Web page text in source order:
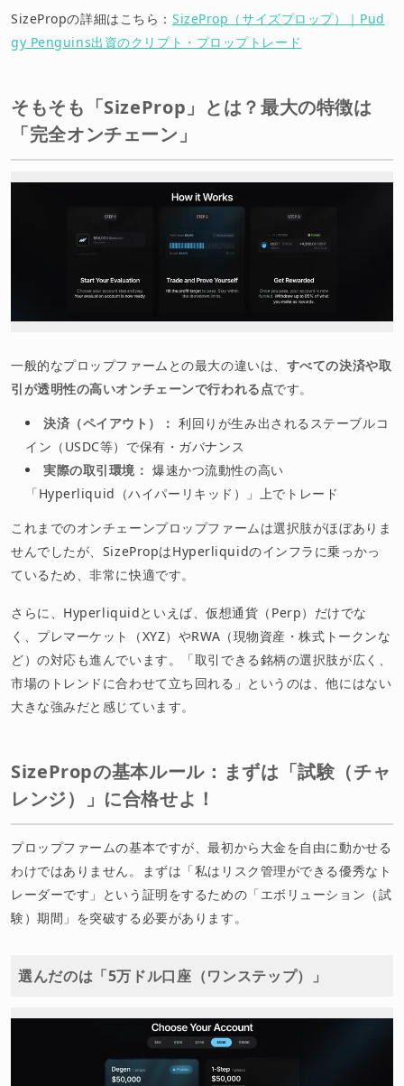
SizePropの詳細はこちら： SizeProp（サイズプロップ）｜Pud
gy Penguins出資のクリプト・プロップトレード
そもそも「SizeProp」とは？最大の特徴は
「完全オンチェーン」
一般的なプロップファームとの最大の違いは、 すべての決済や取
引が透明性の高いオンチェーンで行われる点です。
決済（ペイアウト）： 利回りが生み出されるステーブルコ
イン（USDC等）で保有・ガバナンス
実際の取引環境： 爆速かつ流動性の高い
「Hyperliquid（ハイパーリキッド）」上でトレード
これまでのオンチェーンプロップファームは選択肢がほぼありま
せんでしたが、SizePropはHyperliquidのインフラに乗っかっ
ているため、非常に快適です。
さらに、Hyperliquidといえば、仮想通貨（Perp）だけでな
く、プレマーケット（XYZ）やRWA（現物資産・株式トークンな
ど）の対応も進んでいます。「取引できる銘柄の選択肢が広く、
市場のトレンドに合わせて立ち回れる」というのは、他にはない
大きな強みだと感じています。
SizePropの基本ルール：まずは「試験（チャ
レンジ）」に合格せよ！
プロップファームの基本ですが、最初から大金を自由に動かせる
わけではありません。まずは「私はリスク管理ができる優秀なト
レーダーです」という証明をするための「エボリューション（試
験）期間」を突破する必要があります。
選んだのは「5万ドル口座（ワンステップ）」